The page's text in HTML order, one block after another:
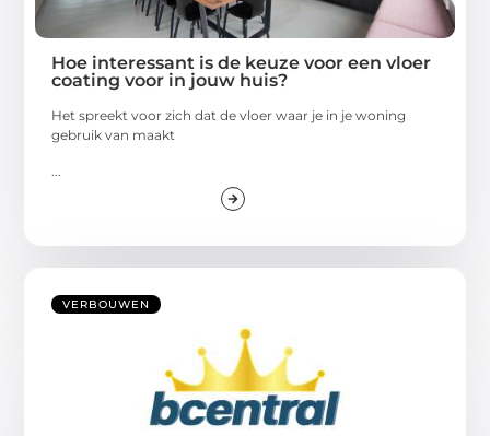
Hoe interessant is de keuze voor een vloer
coating voor in jouw huis?
Het spreekt voor zich dat de vloer waar je in je woning
gebruik van maakt
VERBOUWEN